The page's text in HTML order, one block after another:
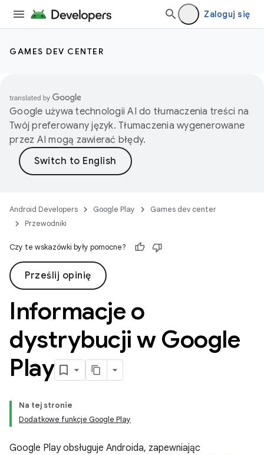
Zaloguj się
GAMES DEV CENTER
Google używa technologii AI do tłumaczenia treści na
Twój preferowany język. Tłumaczenia wygenerowane
przez AI mogą zawierać błędy.
Android Developers Google Play
Games dev center
Przewodniki
Czy te wskazówki były pomocne?
Prześlij opinię
Informacje o
dystrybucji w Google
Play
Na tej stronie
Dodatkowe funkcje Google Play
Google Play obsługuje Androida, zapewniając